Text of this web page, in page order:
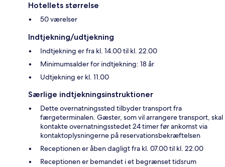
Hotellets størrelse
50 værelser
Indtjekning/udtjekning
Indtjekning er fra kl. 14.00 til kl. 22.00
Minimumsalder for indtjekning: 18 år
Udtjekning er kl. 11.00
Særlige indtjekningsinstruktioner
Dette overnatningssted tilbyder transport fra
færgeterminalen. Gæster, som vil arrangere transport, skal
kontakte overnatningsstedet 24 timer før ankomst via
kontaktoplysningerne på reservationsbekræftelsen
Receptionen er åben dagligt fra kl. 07.00 til kl. 22.00
Receptionen er bemandet i et begrænset tidsrum